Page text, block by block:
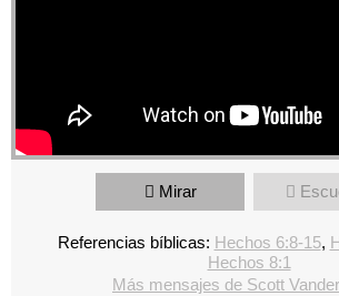
Mirar
Referencias bíblicas: Hechos 6:8-15,
Hechos 8:1
Más mensajes de Scott